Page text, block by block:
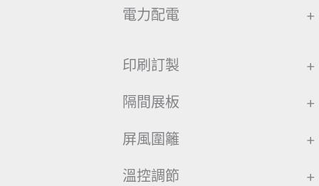
電力配電 +
印刷訂製 +
隔間展板 +
屏風圍籬 +
溫控調節 +